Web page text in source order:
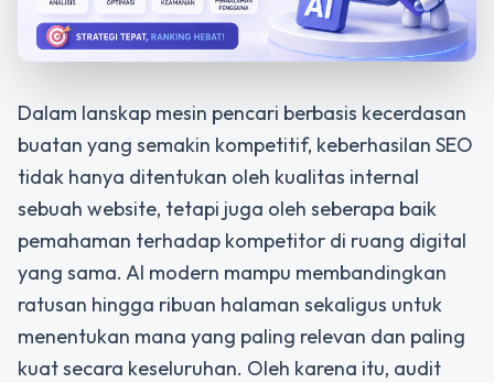
Dalam lanskap mesin pencari berbasis kecerdasan
buatan yang semakin kompetitif, keberhasilan SEO
tidak hanya ditentukan oleh kualitas internal
sebuah website, tetapi juga oleh seberapa baik
pemahaman terhadap kompetitor di ruang digital
yang sama. AI modern mampu membandingkan
ratusan hingga ribuan halaman sekaligus untuk
menentukan mana yang paling relevan dan paling
kuat secara keseluruhan. Oleh karena itu, audit